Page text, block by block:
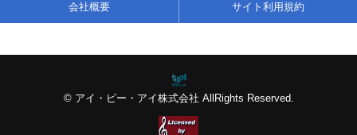
© アイ・ピー・アイ株式会社 AllRights Reserved.
会社概要 サイト利用規約